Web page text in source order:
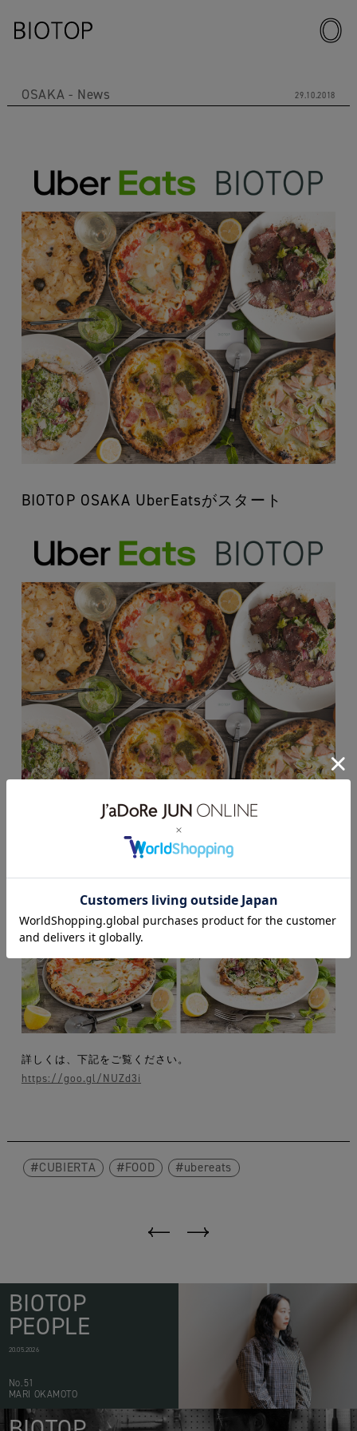
OSAKA News 29.10.2018
BIOTOP OSAKA UberEatsがスタート
BIOTOP OSAKA では、UberEatsをスタートいたしました。
詳しくは、下記をご覧ください。
https://goo.gl/NUZd3i
CUBIERTA FOOD ubereats
BIOTOP
PEOPLE
20.05.2026
No.51
MARI OKAMOTO